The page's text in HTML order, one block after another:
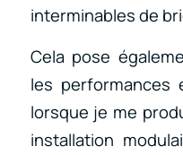
interminables de
Cela pose
les performances
lorsque je me
installation